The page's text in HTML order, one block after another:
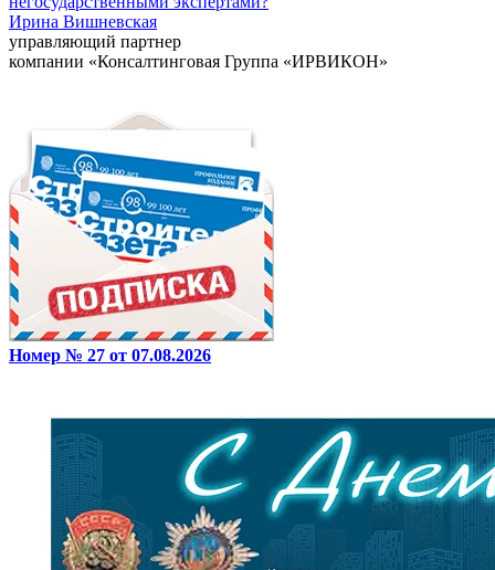
Ирина Вишневская
управляющий партнер
компании «Консалтинговая Группа «ИРВИКОН»
Номер № 27 от 07.08.2026